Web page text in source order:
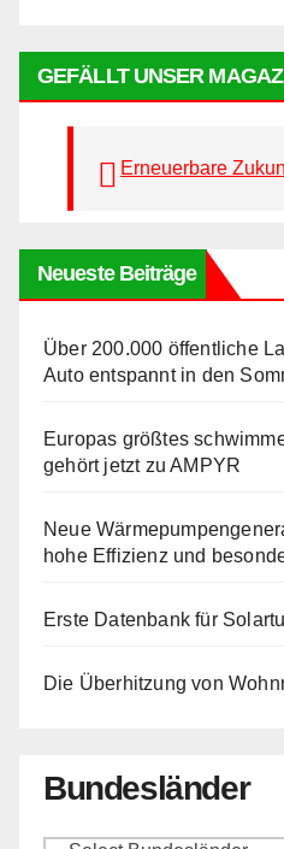
GEFÄLLT UNSER
Erneuerbare
Neueste Beiträge
Über 200.000 öffentliche
Auto entspannt in den
Europas größtes
gehört jetzt zu AMPYR
Neue
hohe Effizienz und
Erste Datenbank für
Die Überhitzung von
Bundesländer